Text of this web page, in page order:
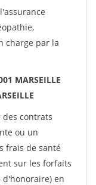
charge par la
MARSEILLE
contrats
ou un
frais de santé
sur les forfaits
d'honoraire) en